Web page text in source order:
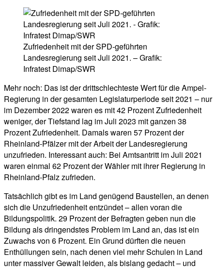
Zufriedenheit mit der SPD-geführten
Landesregierung seit Juli 2021. – Grafik:
Infratest Dimap/SWR
Mehr noch: Das ist der drittschlechteste Wert für die Ampel-
Regierung in der gesamten Legislaturperiode seit 2021 – nur
im Dezember 2022 waren es mit 42 Prozent Zufriedenheit
weniger, der Tiefstand lag im Juli 2023 mit ganzen 38
Prozent Zufriedenheit. Damals waren 57 Prozent der
Rheinland-Pfälzer mit der Arbeit der Landesregierung
unzufrieden. Interessant auch: Bei Amtsantritt im Juli 2021
waren einmal 62 Prozent der Wähler mit ihrer Regierung in
Rheinland-Pfalz zufrieden.
Tatsächlich gibt es im Land genügend Baustellen, an denen
sich die Unzufriedenheit entzündet – allen voran die
Bildungspolitik. 29 Prozent der Befragten geben nun die
Bildung als dringendstes Problem im Land an, das ist ein
Zuwachs von 6 Prozent. Ein Grund dürften die neuen
Enthüllungen sein, nach denen viel mehr Schulen in Land
unter massiver Gewalt leiden, als bislang gedacht – und